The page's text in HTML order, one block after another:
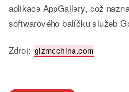
aplikace AppGallery, což
softwarového balíčku služeb
Zdroj: gizmochina.com